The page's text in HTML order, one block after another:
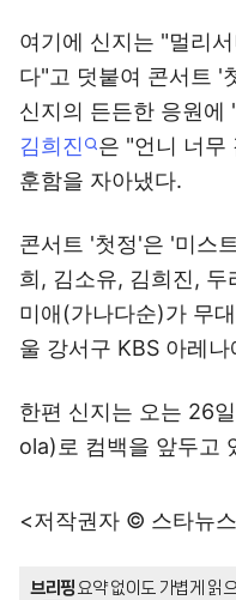
여기에 신지는 "멀리
다"고 덧붙여 콘서트 '
신지의 든든한 응원에
김희진
은 "언니 너무
훈함을 자아냈다.
콘서트 '첫정'은 '미스
희, 김소유, 김희진, 두
미애(가나다순)가 무
울 강서구 KBS 아레
한편 신지는 오는 26
ola)로 컴백을 앞두고
<저작권자 © 스타뉴
브리핑요약 없이도 가볍게 읽